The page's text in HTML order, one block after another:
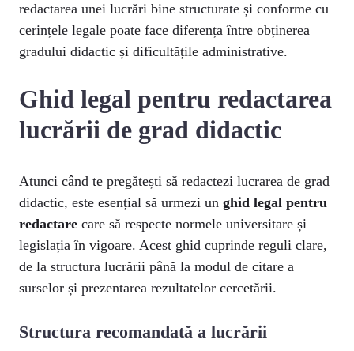
redactarea unei lucrări bine structurate și conforme cu
cerințele legale poate face diferența între obținerea
gradului didactic și dificultățile administrative.
Ghid legal pentru redactarea
lucrării de grad didactic
Atunci când te pregătești să redactezi lucrarea de grad
didactic, este esențial să urmezi un ghid legal pentru
redactare care să respecte normele universitare și
legislația în vigoare. Acest ghid cuprinde reguli clare,
de la structura lucrării până la modul de citare a
surselor și prezentarea rezultatelor cercetării.
Structura recomandată a lucrării